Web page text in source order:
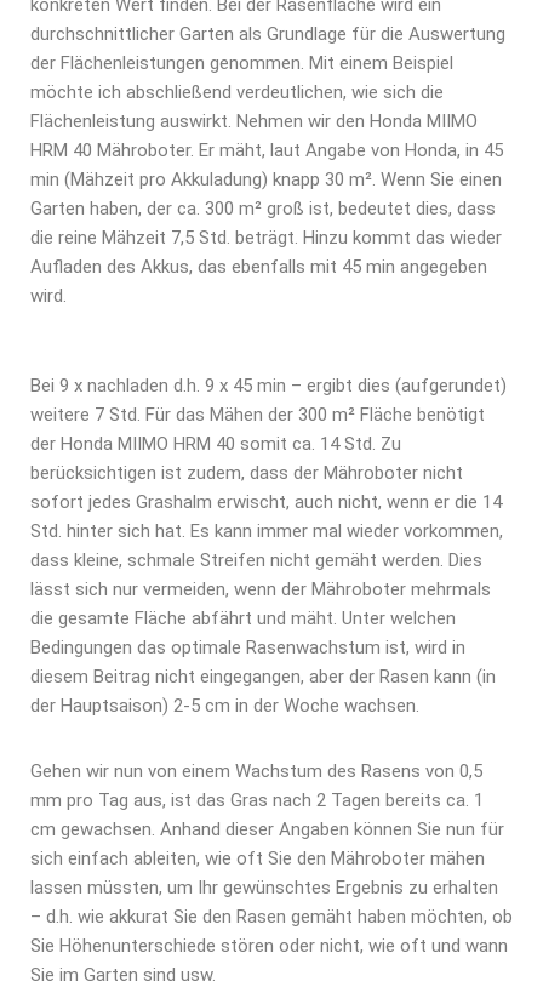
konkreten Wert finden. Bei der Rasenfläche wird ein
durchschnittlicher Garten als Grundlage für die Auswertung
der Flächenleistungen genommen. Mit einem Beispiel
möchte ich abschließend verdeutlichen, wie sich die
Flächenleistung auswirkt. Nehmen wir den Honda MIIMO
HRM 40 Mähroboter. Er mäht, laut Angabe von Honda, in 45
min (Mähzeit pro Akkuladung) knapp 30 m². Wenn Sie einen
Garten haben, der ca. 300 m² groß ist, bedeutet dies, dass
die reine Mähzeit 7,5 Std. beträgt. Hinzu kommt das wieder
Aufladen des Akkus, das ebenfalls mit 45 min angegeben
wird.
Bei 9 x nachladen d.h. 9 x 45 min – ergibt dies (aufgerundet)
weitere 7 Std. Für das Mähen der 300 m² Fläche benötigt
der Honda MIIMO HRM 40 somit ca. 14 Std. Zu
berücksichtigen ist zudem, dass der Mähroboter nicht
sofort jedes Grashalm erwischt, auch nicht, wenn er die 14
Std. hinter sich hat. Es kann immer mal wieder vorkommen,
dass kleine, schmale Streifen nicht gemäht werden. Dies
lässt sich nur vermeiden, wenn der Mähroboter mehrmals
die gesamte Fläche abfährt und mäht. Unter welchen
Bedingungen das optimale Rasenwachstum ist, wird in
diesem Beitrag nicht eingegangen, aber der Rasen kann (in
der Hauptsaison) 2-5 cm in der Woche wachsen.
Gehen wir nun von einem Wachstum des Rasens von 0,5
mm pro Tag aus, ist das Gras nach 2 Tagen bereits ca. 1
cm gewachsen. Anhand dieser Angaben können Sie nun für
sich einfach ableiten, wie oft Sie den Mähroboter mähen
lassen müssten, um Ihr gewünschtes Ergebnis zu erhalten
– d.h. wie akkurat Sie den Rasen gemäht haben möchten, ob
Sie Höhenunterschiede stören oder nicht, wie oft und wann
Sie im Garten sind usw.